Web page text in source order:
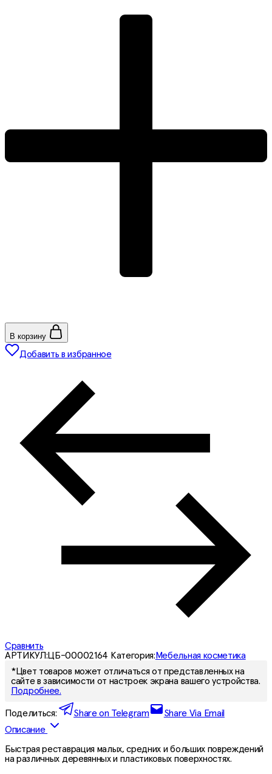
В корзину
Добавить в избранное
Сравнить
АРТИКУЛ:ЦБ-00002164 Категория: Мебельная косметика
*Цвет товаров может отличаться от представленных на
сайте в зависимости от настроек экрана вашего устройства.
Подробнее.
Поделиться: Share on Telegram
Share Via Email
Описание
Быстрая реставрация малых, средних и больших повреждений
на различных деревянных и пластиковых поверхностях.